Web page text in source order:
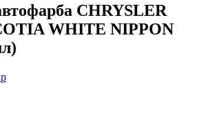
CHRYSLER
WHITE NIPPON